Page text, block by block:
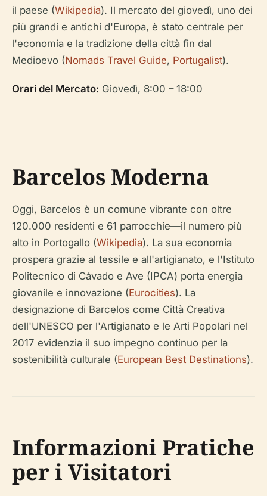
il paese (Wikipedia). Il mercato del giovedì, uno dei
più grandi e antichi d'Europa, è stato centrale per
l'economia e la tradizione della città fin dal
Medioevo (Nomads Travel Guide, Portugalist).
Orari del Mercato: Giovedì, 8:00 – 18:00
Barcelos Moderna
Oggi, Barcelos è un comune vibrante con oltre
120.000 residenti e 61 parrocchie—il numero più
alto in Portogallo (Wikipedia). La sua economia
prospera grazie al tessile e all'artigianato, e l'Istituto
Politecnico di Cávado e Ave (IPCA) porta energia
giovanile e innovazione (Eurocities). La
designazione di Barcelos come Città Creativa
dell'UNESCO per l'Artigianato e le Arti Popolari nel
2017 evidenzia il suo impegno continuo per la
sostenibilità culturale (European Best Destinations).
Informazioni Pratiche
per i Visitatori